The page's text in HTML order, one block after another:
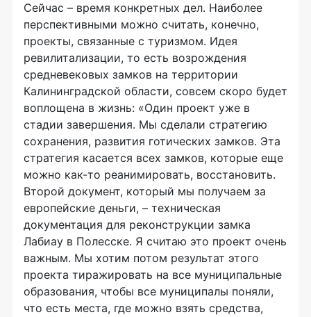
Сейчас – время конкретных дел. Наиболее
перспективными можно считать, конечно,
проекты, связанные с туризмом. Идея
ревилитализации, то есть возрождения
средневековых замков на территории
Калининградской области, совсем скоро будет
воплощена в жизнь: «Один проект уже в
стадии завершения. Мы сделали стратегию
сохранения, развития готических замков. Эта
стратегия касается всех замков, которые еще
можно как-то реанимировать, восстановить.
Второй документ, который мы получаем за
европейские деньги, – техническая
документация для реконструкции замка
Лабиау в Полесске. Я считаю это проект очень
важным. Мы хотим потом результат этого
проекта тиражировать на все муниципальные
образования, чтобы все муниципалы поняли,
что есть места, где можно взять средства,